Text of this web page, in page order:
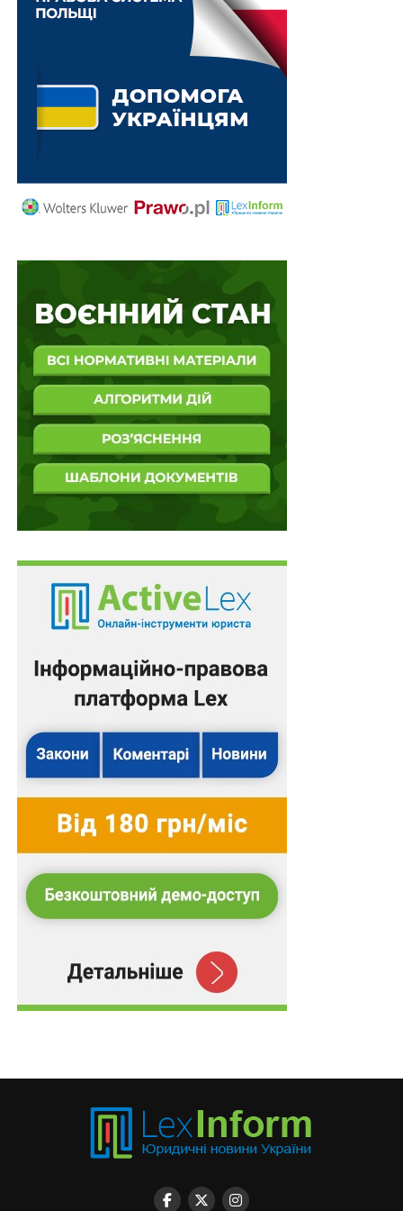
Пакет медичної допомоги на територіях
бойових дій діятиме до кінця року
Затверджено Методику верифікації учасників
«глорифікація» не впливає на можливість…
Відсутність точних даних про учасників та
спосіб незаконного перетину кордону не
означає…
ПОВ'ЯЗАНІ ТЕМИ: FEATURED LEX
СТРАХУВАННЯ
ТРАНСПОРТНИЙ ЗАСІБ
НАСТУПНА
До 1 млрд доларів від МБРР на бюджетну
підтримку України
НЕ ПРОПУСТІТЬ
Здобувачі освіти – члени релігійних організацій
вивчатимуть «Захист України» за індивідуальним
планом